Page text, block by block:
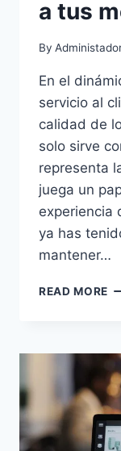
a tus
By
En el
servicio al
calidad de
solo sirve
representa
juega un
experiencia
ya has
mantener…
READ MORE
A